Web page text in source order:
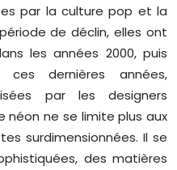
par la culture pop et la
de déclin, elles ont
les années 2000, puis
dernières années,
par les designers
néon ne se limite plus aux
surdimensionnées. Il se
des matières